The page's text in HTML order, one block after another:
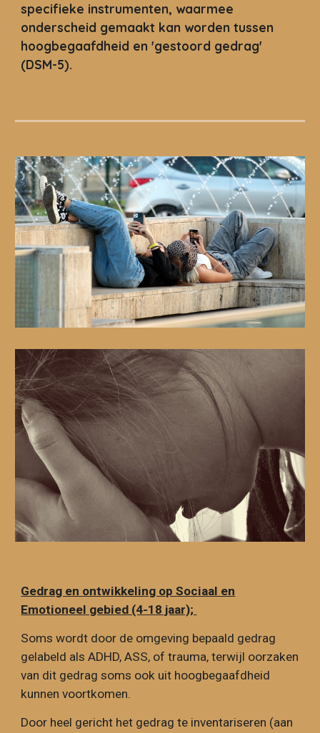
specifieke instrumenten, waarmee
onderscheid gemaakt kan worden tussen
hoogbegaafdheid en 'gestoord gedrag'
(DSM-5).
Gedrag en ontwikkeling op Sociaal en
Emotioneel gebied (4-18 jaar);
Soms wordt door de omgeving bepaald gedrag
gelabeld als ADHD, ASS, of trauma, terwijl oorzaken
van dit gedrag soms ook uit hoogbegaafdheid
kunnen voortkomen.
Door heel gericht het gedrag te inventariseren (aan